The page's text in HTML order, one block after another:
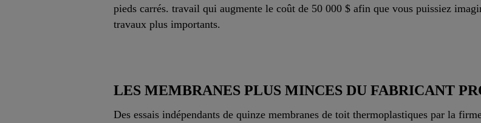
pieds carrés. travail qui augmente le coût de 50 000 $ afin que vous puissiez
travaux plus importants.
LES MEMBRANES PLUS MINCES DU FABRICANT
Des essais indépendants de quinze membranes de toit thermoplastiques par la